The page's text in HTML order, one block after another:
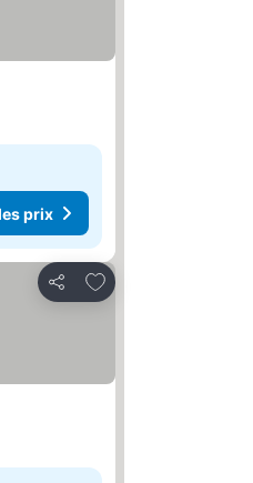
prix
Partager
Ajouter à mes favoris